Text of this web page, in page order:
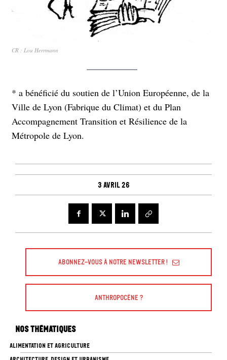
CR : Lou Herrmann
* a bénéficié du soutien de l’Union Européenne, de la
Ville de Lyon (Fabrique du Climat) et du Plan
Accompagnement Transition et Résilience de la
Métropole de Lyon.
3 avril 26
Abonnez-vous à Notre Newsletter !
Anthropocène ?
Nos thématiques
ALIMENTATION ET AGRICULTURE